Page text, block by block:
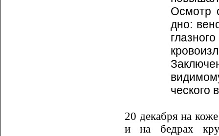
Осмотр
дно:
ческого
20 декабря на
и на бедрах